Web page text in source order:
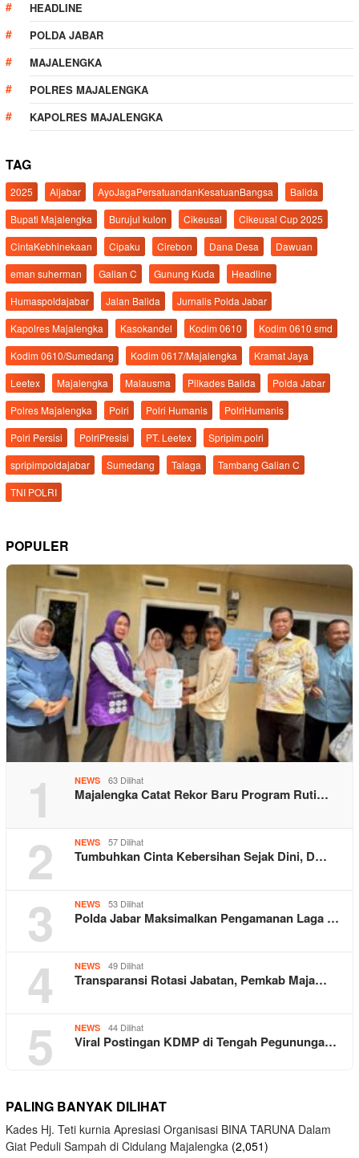
HEADLINE
POLDA JABAR
MAJALENGKA
POLRES MAJALENGKA
KAPOLRES MAJALENGKA
TAG
2025 Aljabar AyoJagaPersatuandanKesatuanBangsa
Balida
Bupati Majalengka
Burujul kulon Cikeusal
Cikeusal Cup 2025
CintaKebhinekaan
Cipaku Cirebon Dana Desa
Dawuan
eman suherman
Galian C Gunung Kuda
Headline
Humaspoldajabar
Jalan Balida
Jurnalis Polda Jabar
Kapolres Majalengka
Kasokandel Kodim 0610
Kodim 0610 smd
Kodim 0610/Sumedang
Kodim 0617/Majalengka
Kramat Jaya
Leetex
Majalengka Malausma Pilkades Balida
Polda Jabar
Polres Majalengka
Polri Polri Humanis
PolriHumanis
Polri Persisi
PolriPresisi PT. Leetex
Spripim.polri
spripimpoldajabar
Sumedang Talaga
Tambang Galian C
TNI POLRI
POPULER
1 NEWS 63 Dilihat
Majalengka Catat Rekor Baru Program Ruti…
2 NEWS 57 Dilihat
Tumbuhkan Cinta Kebersihan Sejak Dini, D…
3 NEWS 53 Dilihat
Polda Jabar Maksimalkan Pengamanan Laga …
4 NEWS 49 Dilihat
Transparansi Rotasi Jabatan, Pemkab Maja…
5 NEWS 44 Dilihat
Viral Postingan KDMP di Tengah Pegununga…
PALING BANYAK DILIHAT
Kades Hj. Teti kurnia Apresiasi Organisasi BINA TARUNA Dalam
Giat Peduli Sampah di Cidulang Majalengka (2,051)